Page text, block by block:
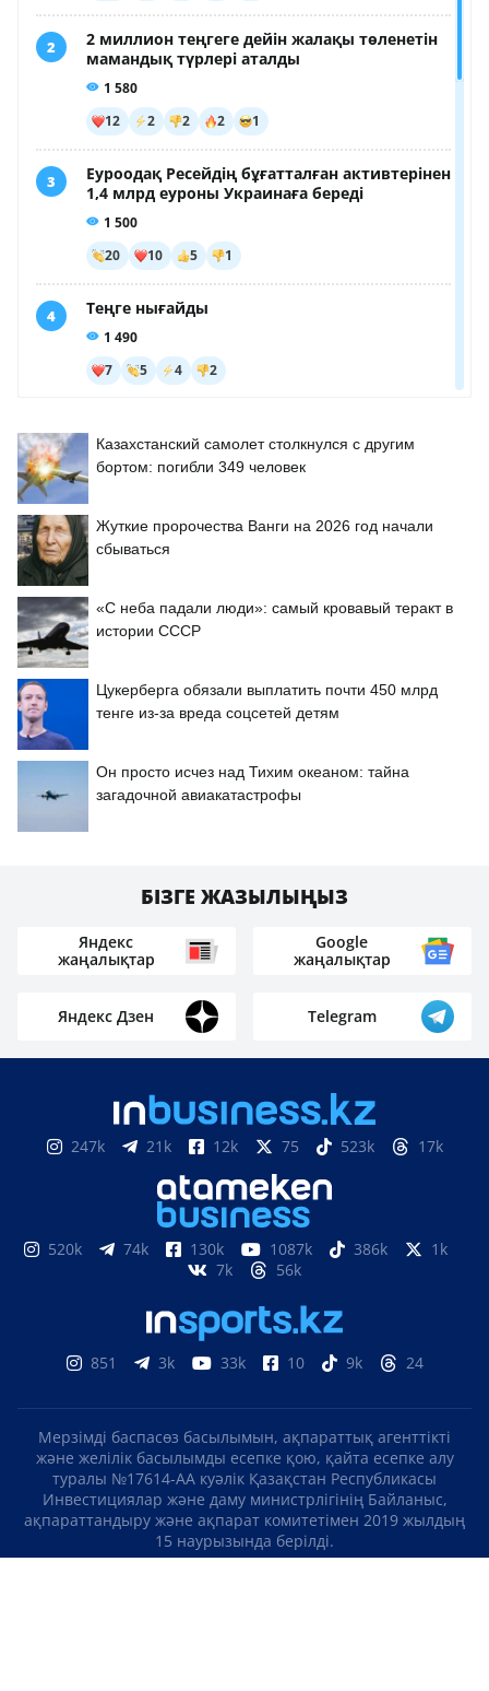
Казахстанский самолет столкнулся с другим
бортом: погибли 349 человек
Жуткие пророчества Ванги на 2026 год начали
сбываться
«С неба падали люди»: самый кровавый теракт в
истории СССР
Цукерберга обязали выплатить почти 450 млрд
тенге из-за вреда соцсетей детям
Он просто исчез над Тихим океаном: тайна
загадочной авиакатастрофы
БІЗГЕ ЖАЗЫЛЫҢЫЗ
Яндекс
жаңалықтар
Google
жаңалықтар
Яндекс Дзен Telegram
247k 21k 12k 75 523k 17k
520k 74k 130k 1087k 386k
1k
7k
56k
851 3k 33k 10 9k 24
Мерзімді баспасөз басылымын, ақпараттық агенттікті
және желілік басылымды есепке қою, қайта есепке алу
туралы №17614-АА куәлік Қазақстан Республикасы
Инвестициялар және даму министрлігінің Байланыс,
ақпараттандыру және ақпарат комитетімен 2019 жылдың
15 наурызында берілді.